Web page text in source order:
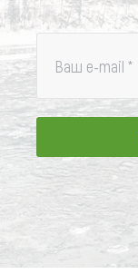
Ваш e-mail *